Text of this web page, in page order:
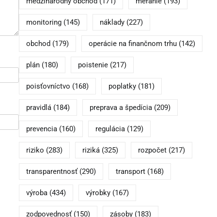
monitoring(145) náklady(227)
obchod (179) operácie na finančnom trhu(142)
plán(180) poistenie(217)
poisťovníctvo (168) poplatky(181)
pravidlá(184) preprava a špedícia(209)
prevencia(160) regulácia(129)
riziko (283) riziká(325) rozpočet(217)
transparentnosť(290) transport(168)
výroba(434) výrobky(167)
zodpovednosť(150) zásoby(183)